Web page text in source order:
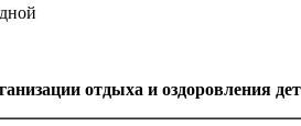
отдыха и оздоровления